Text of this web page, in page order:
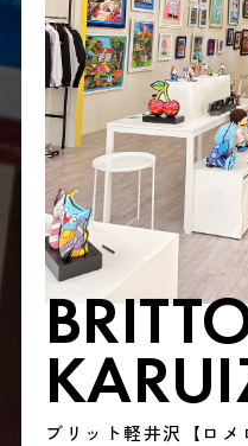
ブリット軽井沢【ロ